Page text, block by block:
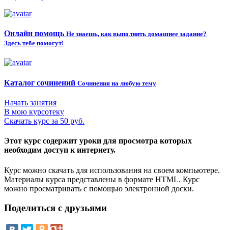
Онлайн помощь Не знаешь, как выполнить домашнее задание?
Здесь тебе помогут!
Каталог сочинений Сочинения на любую тему
Начать занятия
В мою курсотеку
Скачать курс за 50 руб.
Этот курс содержит уроки для просмотра которых
необходим доступ к интернету.
Курс можно скачать для использования на своем компьютере.
Материалы курса представлены в формате HTML. Курс
можно просматривать с помощью электронной доски.
Поделиться с друзьями